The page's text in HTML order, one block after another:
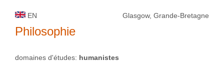
EN Glasgow, Grande-Bretagne
Philosophie
domaines d'études: humanistes